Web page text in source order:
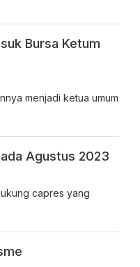
Bursa Ketum
menjadi ketua umum
Agustus 2023
capres yang